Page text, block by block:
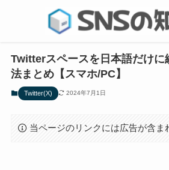
Twitterスペースを日本語だけに
法まとめ【スマホ/PC】
Twitter(X) 2024年7月1日
当ページのリンクには広告が含ま